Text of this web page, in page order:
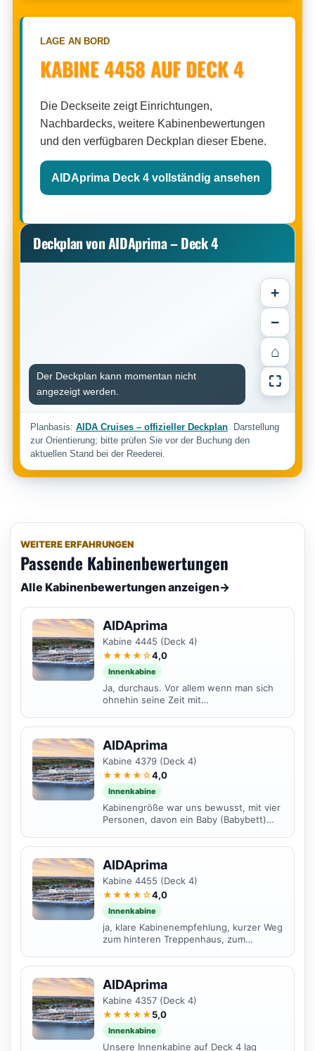
LAGE AN BORD
KABINE 4458 AUF DECK 4
Die Deckseite zeigt Einrichtungen,
Nachbardecks, weitere Kabinenbewertungen
und den verfügbaren Deckplan dieser Ebene.
AIDAprima Deck 4 vollständig ansehen
Deckplan von AIDAprima – Deck 4
+
−
⌂
⛶
Der Deckplan kann momentan nicht
angezeigt werden.
Planbasis: AIDA Cruises – offizieller Deckplan. Darstellung
zur Orientierung; bitte prüfen Sie vor der Buchung den
aktuellen Stand bei der Reederei.
WEITERE ERFAHRUNGEN
Passende Kabinenbewertungen
Alle Kabinenbewertungen anzeigen→
AIDAprima
Kabine 4445 (Deck 4)
★★★★☆4,0
Innenkabine
Ja, durchaus. Vor allem wenn man sich
ohnehin seine Zeit mit
AIDAprima
Kabine 4379 (Deck 4)
★★★★☆4,0
Innenkabine
Kabinengröße war uns bewusst, mit vier
Personen, davon ein Baby (Babybett)
AIDAprima
Kabine 4455 (Deck 4)
★★★★☆4,0
Innenkabine
ja, klare Kabinenempfehlung, kurzer Weg
zum hinteren Treppenhaus, zum
AIDAprima
Kabine 4357 (Deck 4)
★★★★★5,0
Innenkabine
Unsere Innenkabine auf Deck 4 lag